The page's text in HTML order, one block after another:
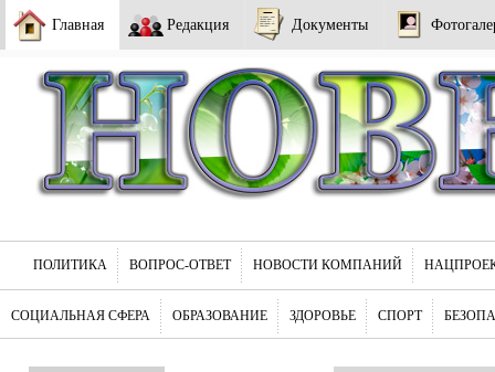
Главная Редакция Документы
ПОЛИТИКА ВОПРОС-ОТВЕТ НОВОСТИ КОМПАНИЙ
СОЦИАЛЬНАЯ СФЕРА ОБРАЗОВАНИЕ ЗДОРОВЬЕ СПОРТ